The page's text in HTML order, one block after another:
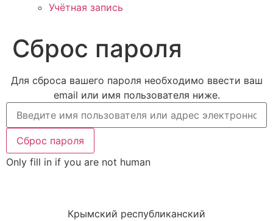
Учётная запись
Сброс пароля
Для сброса вашего пароля необходимо ввести ваш
email или имя пользователя ниже.
Only fill in if you are not human
Крымский республиканский